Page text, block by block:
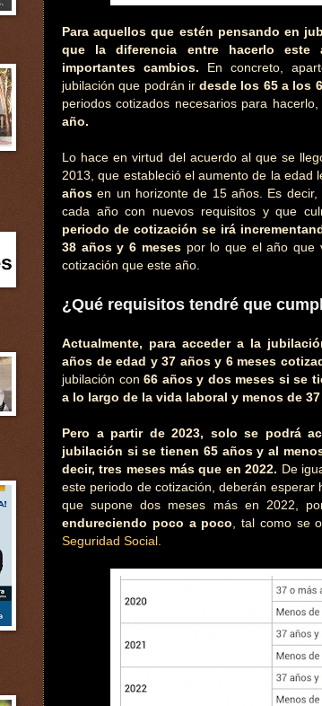
Para aquellos que estén pensando en
que la diferencia entre hacerlo
importantes cambios. En concreto,
jubilación que podrán irdesde los 65 a los
periodos cotizados necesarios para
año.
Lo hace en virtud del acuerdo al que se
2013, que estableció el aumento de la edad
años en un horizonte de 15 años. Es decir,
cada año con nuevos requisitos y que
periodo de cotización se irá
38 años y 6 meses por lo que el año que
cotización que este año.
¿Qué requisitos tendré que
Actualmente, para acceder a la
años de edad y 37 años y 6 meses
jubilación con 66 años y dos meses si se
a lo largo de la vida laboral y menos de
Pero a partir de 2023, solo se podrá
jubilación si se tienen 65 años y al
decir, tres meses más que en 2022. De
este periodo de cotización, deberán esperar
que supone dos meses más en 2022,
endureciendo poco a poco , tal como se
Seguridad Social.